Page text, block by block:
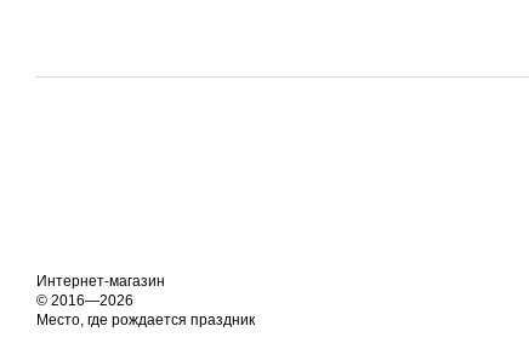
Интернет-магазин
© 2016—2026
Место, где рождается праздник